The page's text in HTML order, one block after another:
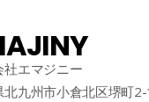
社エマジニー
北九州市小倉北区堺町2-